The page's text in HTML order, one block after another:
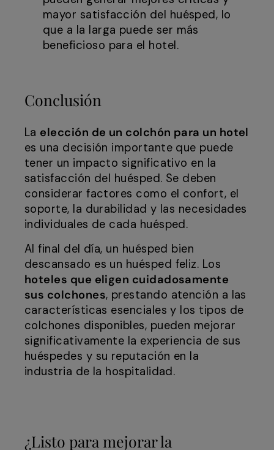
mayor satisfacción del huésped, lo
que a la larga puede ser más
beneficioso para el hotel.
Conclusión
La elección de un colchón para un hotel
es una decisión importante que puede
tener un impacto significativo en la
satisfacción del huésped. Se deben
considerar factores como el confort, el
soporte, la durabilidad y las necesidades
individuales de cada huésped.
Al final del día, un huésped bien
descansado es un huésped feliz. Los
hoteles que eligen cuidadosamente
sus colchones, prestando atención a las
características esenciales y los tipos de
colchones disponibles, pueden mejorar
significativamente la experiencia de sus
huéspedes y su reputación en la
industria de la hospitalidad.
¿Listo para mejorar la